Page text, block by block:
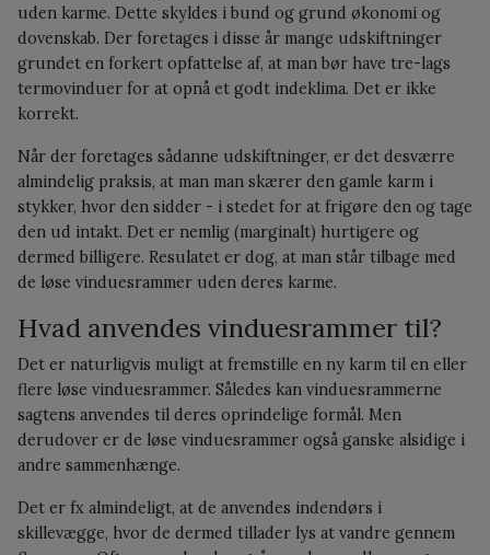
uden karme. Dette skyldes i bund og grund økonomi og
dovenskab. Der foretages i disse år mange udskiftninger
grundet en forkert opfattelse af, at man bør have tre-lags
termovinduer for at opnå et godt indeklima. Det er ikke
korrekt.
Når der foretages sådanne udskiftninger, er det desværre
almindelig praksis, at man man skærer den gamle karm i
stykker, hvor den sidder - i stedet for at frigøre den og tage
den ud intakt. Det er nemlig (marginalt) hurtigere og
dermed billigere. Resulatet er dog, at man står tilbage med
de løse vinduesrammer uden deres karme.
Hvad anvendes vinduesrammer til?
Det er naturligvis muligt at fremstille en ny karm til en eller
flere løse vinduesrammer. Således kan vinduesrammerne
sagtens anvendes til deres oprindelige formål. Men
derudover er de løse vinduesrammer også ganske alsidige i
andre sammenhænge.
Det er fx almindeligt, at de anvendes indendørs i
skillevægge, hvor de dermed tillader lys at vandre gennem